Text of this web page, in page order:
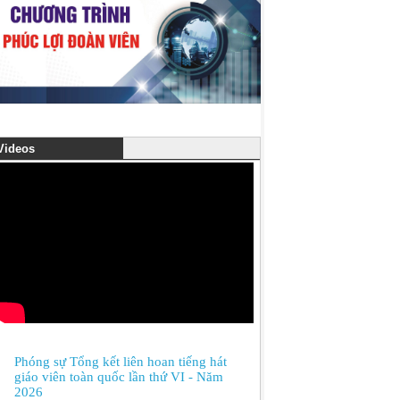
Phóng sự Tổng kết liên hoan tiếng hát
giáo viên toàn quốc lần thứ VI - Năm
2026